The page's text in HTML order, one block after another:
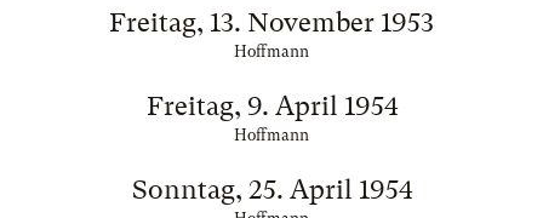
Freitag, 13. November 1953
Hoffmann
Freitag, 9. April 1954
Hoffmann
Sonntag, 25. April 1954